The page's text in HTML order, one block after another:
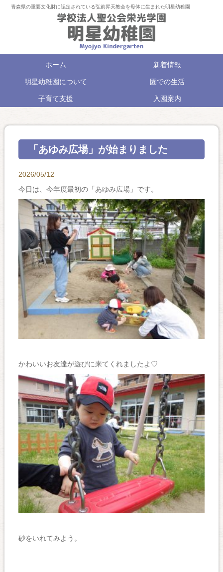
青森県の重要文化財に認定されている弘前昇天教会を母体に生まれた明星幼稚園
ホーム 新着情報
明星幼稚園について 園での生活
子育て支援 入園案内
「あゆみ広場」が始まりました
2026/05/12
今日は、今年度最初の「あゆみ広場」です。
かわいいお友達が遊びに来てくれましたよ♡
砂をいれてみよう。